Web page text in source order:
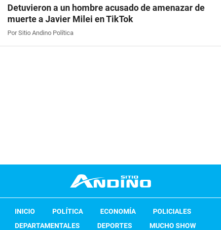
Detuvieron a un hombre acusado de amenazar de
muerte a Javier Milei en TikTok
Por Sitio Andino Política
INICIO POLÍTICA ECONOMÍA
POLICIALES
DEPARTAMENTALES
DEPORTES
MUCHO SHOW